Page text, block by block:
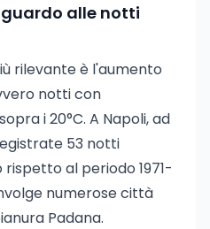
alle notti
rilevante è l'aumento
notti con
i 20°C. A Napoli, ad
53 notti
al periodo 1971-
numerose città
Padana.